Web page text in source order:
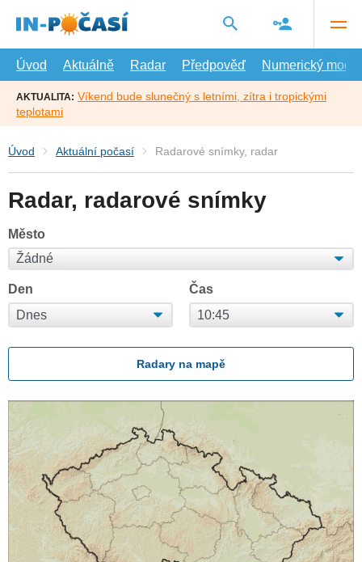
hlavní
Úvod
Aktuálně Radar Předpověď Numerický model
AKTUALITA: Víkend bude slunečný s letními, zítra i tropickými
teplotami
Úvod Aktuální počasí Radarové snímky, radar
Radar, radarové snímky
Město
Den Čas
Radary na mapě